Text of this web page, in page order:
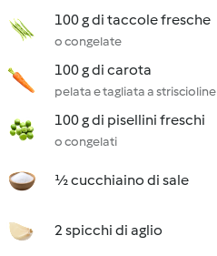
100 g di taccole fresche
o congelate
100 g di carota
pelata e tagliata a striscioline
100 g di pisellini freschi
o congelati
½ cucchiaino di sale
2 spicchi di aglio